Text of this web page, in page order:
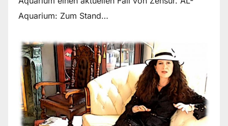
Aquarium: Zum Stand…